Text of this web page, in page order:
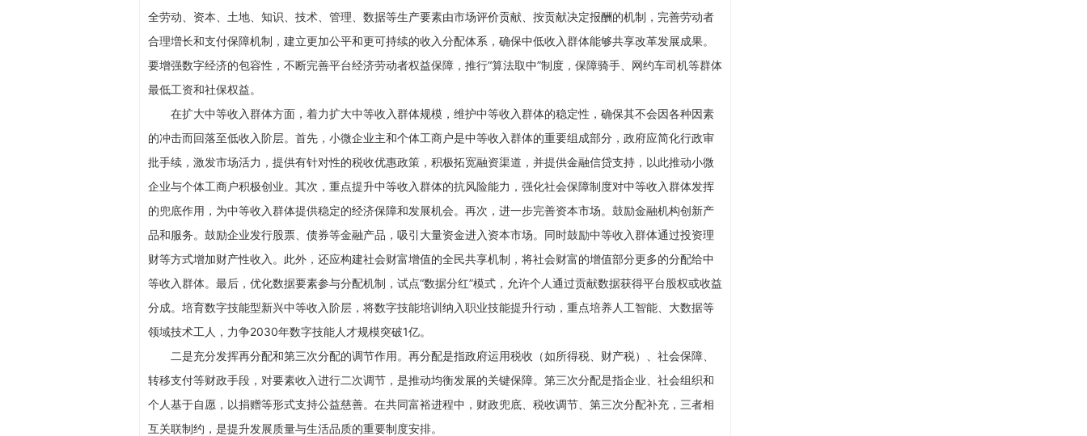
全劳动、资本、土地、知识、技术、管理、数据等生产要素由市场评价贡献、按贡献决定报酬的机制，完善劳动者
合理増长和支付保障机制，建立更加公平和更可持续的收入分配体系，确保中低收入群体能够共享改革发展成果。
要增强数字经济的包容性，不断完善平台经济劳动者权益保障，推行“算法取中”制度，保障骑手、网约车司机等群体
最低工资和社保权益。
在扩大中等收入群体方面，着力扩大中等收入群体规模，维护中等收入群体的稳定性，确保其不会因各种因素
的冲击而回落至低收入阶层。首先，小微企业主和个体工商户是中等收入群体的重要组成部分，政府应简化行政审
批手续，激发市场活力，提供有针对性的税收优惠政策，积极拓宽融资渠道，并提供金融信贷支持，以此推动小微
企业与个体工商户积极创业。其次，重点提升中等收入群体的抗风险能力，强化社会保障制度对中等收入群体发挥
的兜底作用，为中等收入群体提供稳定的经济保障和发展机会。再次，进一步完善资本市场。鼓励金融机构创新产
品和服务。鼓励企业发行股票、债券等金融产品，吸引大量资金进入资本市场。同时鼓励中等收入群体通过投资理
财等方式增加财产性收入。此外，还应构建社会财富增值的全民共享机制，将社会财富的增值部分更多的分配给中
等收入群体。最后，优化数据要素参与分配机制，试点“数据分红”模式，允许个人通过贡献数据获得平台股权或收益
分成。培育数字技能型新兴中等收入阶层，将数字技能培训纳入职业技能提升行动，重点培养人工智能、大数据等
领域技术工人，力争2030年数字技能人才规模突破1亿。
二是充分发挥再分配和第三次分配的调节作用。再分配是指政府运用税收（如所得税、财产税）、社会保障、
转移支付等财政手段，对要素收入进行二次调节，是推动均衡发展的关键保障。第三次分配是指企业、社会组织和
个人基于自愿，以捐赠等形式支持公益慈善。在共同富裕进程中，财政兜底、税收调节、第三次分配补充，三者相
互关联制约，是提升发展质量与生活品质的重要制度安排。